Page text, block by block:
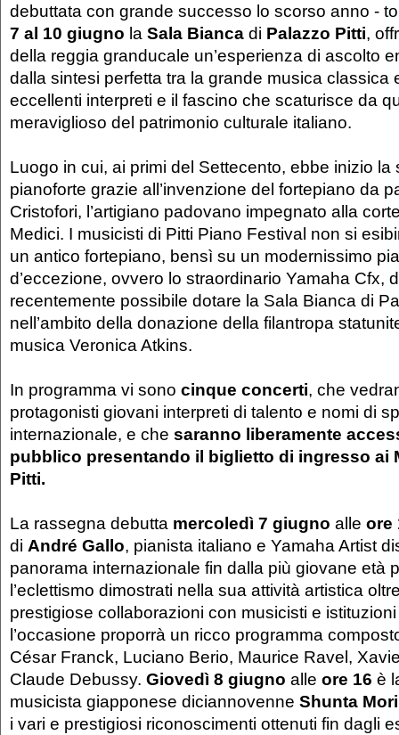
debuttata con grande successo lo scorso anno -
7 al 10 giugno la Sala Bianca di Palazzo Pitti,
della reggia granducale un’esperienza di ascolto
dalla sintesi perfetta tra la grande musica classica
eccellenti interpreti e il fascino che scaturisce da
meraviglioso del patrimonio culturale italiano.
Luogo in cui, ai primi del Settecento, ebbe inizio la
pianoforte grazie all’invenzione del fortepiano da
Cristofori, l’artigiano padovano impegnato alla
Medici. I musicisti di Pitti Piano Festival non si
un antico fortepiano, bensì su un modernissimo
d’eccezione, ovvero lo straordinario Yamaha Cfx,
recentemente possibile dotare la Sala Bianca di
nell’ambito della donazione della filantropa
musica Veronica Atkins.
In programma vi sono cinque concerti, che
protagonisti giovani interpreti di talento e nomi di
internazionale, e che saranno liberamente
pubblico presentando il biglietto di ingresso ai
Pitti.
La rassegna debutta mercoledì 7 giugno alle ore
di André Gallo, pianista italiano e Yamaha Artist
panorama internazionale fin dalla più giovane età
l’eclettismo dimostrati nella sua attività artistica
prestigiose collaborazioni con musicisti e
l’occasione proporrà un ricco programma
César Franck, Luciano Berio, Maurice Ravel,
Claude Debussy. Giovedì 8 giugno alle ore 16 è
musicista giapponese diciannovenne Shunta
i vari e prestigiosi riconoscimenti ottenuti fin dagli